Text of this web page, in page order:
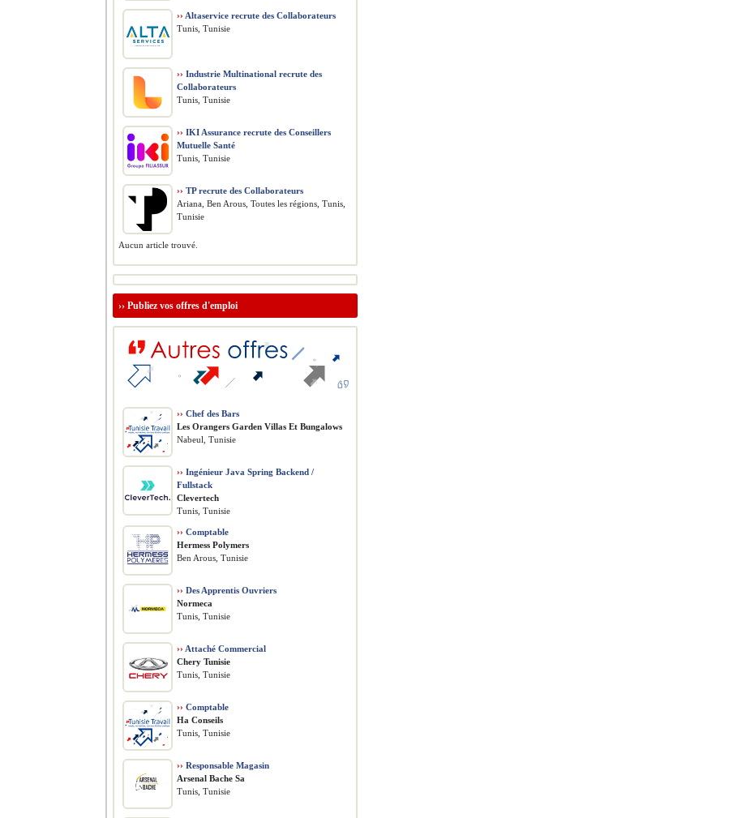
›› Altaservice recrute des Collaborateurs
Tunis, Tunisie
›› Industrie Multinational recrute des
Collaborateurs
Tunis, Tunisie
›› IKI Assurance recrute des Conseillers
Mutuelle Santé
Tunis, Tunisie
›› TP recrute des Collaborateurs
Ariana, Ben Arous, Toutes les régions, Tunis,
Tunisie
Aucun article trouvé.
›› Publiez vos offres d'emploi
›› Chef des Bars
Les Orangers Garden Villas Et Bungalows
Nabeul, Tunisie
›› Ingénieur Java Spring Backend /
Fullstack
Clevertech
Tunis, Tunisie
›› Comptable
Hermess Polymers
Ben Arous, Tunisie
›› Des Apprentis Ouvriers
Normeca
Tunis, Tunisie
›› Attaché Commercial
Chery Tunisie
Tunis, Tunisie
›› Comptable
Ha Conseils
Tunis, Tunisie
›› Responsable Magasin
Arsenal Bache Sa
Tunis, Tunisie